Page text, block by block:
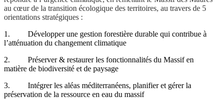
au cœur de la transition écologique des territoires, au travers de 5
orientations stratégiques :
1. Développer une gestion forestière durable qui contribue à
l’atténuation du changement climatique
2. Préserver & restaurer les fonctionnalités du Massif en
matière de biodiversité et de paysage
3. Intégrer les aléas méditerranéens, planifier et gérer la
préservation de la ressource en eau du massif